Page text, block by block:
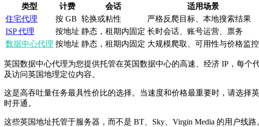
类型 计费 会话
适用场景
住宅代理
按 GB 轮换或粘性
严格反爬目标、本地搜索结果
ISP 代理
按地址 静态，租期内固定 长时会话、账号运营、票务
数据中心代理 按地址 静态，租期内固定 大规模爬取、可用性与价格监控
英国数据中心代理为您提供托管在英国数据中心的高速、经济 IP，每
及访问英国地理定位内容。
这是高吞吐量任务最具性价比的选择。当速度和价格最重要时，请选择
时开通。
这些英国地址托管于服务器，而不是 BT、Sky、Virgin Media 的用户线